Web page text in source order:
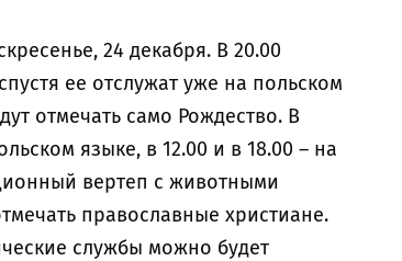
24 декабря. В 20.00
ее отслужат уже на польском
отмечать само Рождество. В
языке, в 12.00 и в 18.00 – на
вертеп с животными
православные христиане.
службы можно будет